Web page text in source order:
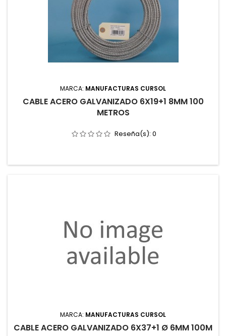
MARCA: MANUFACTURAS CURSOL
CABLE ACERO GALVANIZADO 6X19+1 8MM 100
METROS
Reseña(s): 0
MARCA: MANUFACTURAS CURSOL
CABLE ACERO GALVANIZADO 6X37+1 Ø 6MM 100M